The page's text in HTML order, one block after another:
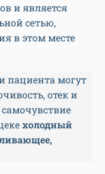
и является
сетью,
в этом месте
пациента могут
отек и
холодный